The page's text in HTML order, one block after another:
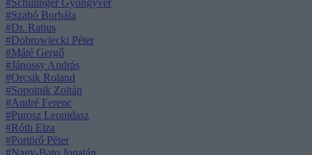
#Schillinger Gyöngyvér
#Szabó Borbála
#Dr. Ratius
#Dobrowiecki Péter
#Máté Gergő
#Jánossy András
#Orcsik Roland
#Sopotnik Zoltán
#André Ferenc
#Purosz Leonidasz
#Róth Elza
#Portörő Péter
#Nagy-Bato Jonatán